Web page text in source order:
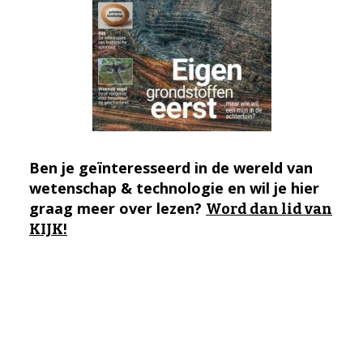
Ben je geïnteresseerd in de wereld van
wetenschap & technologie en wil je hier
graag meer over lezen? Word dan lid van
KIJK!